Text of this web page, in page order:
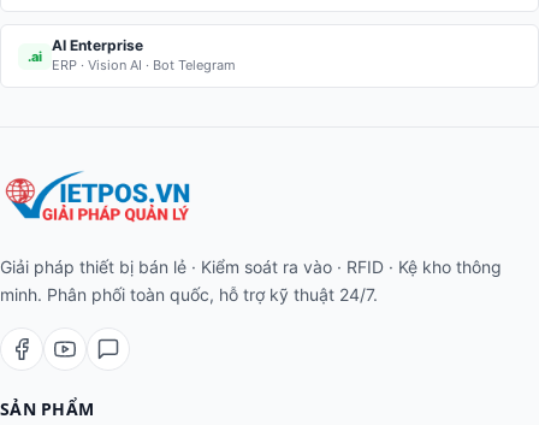
.ai
AI Enterprise
ERP · Vision AI · Bot Telegram
Giải pháp thiết bị bán lẻ · Kiểm soát ra vào · RFID · Kệ kho thông
minh. Phân phối toàn quốc, hỗ trợ kỹ thuật 24/7.
SẢN PHẨM